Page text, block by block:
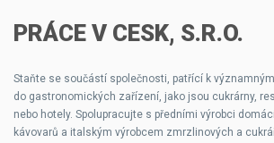
PRÁCE V CESK, S.R.O.
Staňte se součástí společnosti, patřící k
do gastronomických zařízení, jako jsou cukrárny,
nebo hotely. Spolupracujte s předními výrobci
kávovarů a italským výrobcem zmrzlinových a